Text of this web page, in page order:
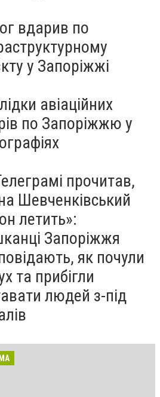
вдарив по
у Запоріжжі
авіаційних
по Запоріжжю у
прочитав,
Шевченківський
летить»:
Запоріжжя
як почули
та прибігли
людей з-під